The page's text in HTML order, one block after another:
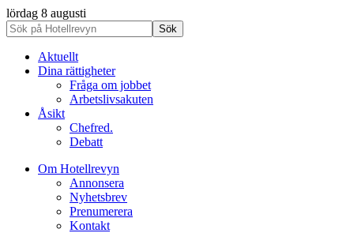
lördag 8 augusti
Aktuellt
Dina rättigheter
Fråga om jobbet
Arbetslivsakuten
Åsikt
Chefred.
Debatt
Om Hotellrevyn
Annonsera
Nyhetsbrev
Prenumerera
Kontakt